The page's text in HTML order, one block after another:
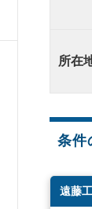
所在
条件
遠藤